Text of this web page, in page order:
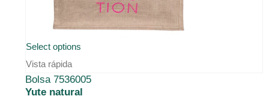
Select options
Vista rápida
Bolsa 7536005
Yute natural